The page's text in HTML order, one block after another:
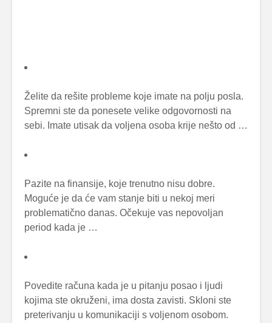
Želite da rešite probleme koje imate na polju posla.
Spremni ste da ponesete velike odgovornosti na
sebi. Imate utisak da voljena osoba krije nešto od …
Pazite na finansije, koje trenutno nisu dobre.
Moguće je da će vam stanje biti u nekoj meri
problematično danas. Očekuje vas nepovoljan
period kada je …
Povedite računa kada je u pitanju posao i ljudi
kojima ste okruženi, ima dosta zavisti. Skloni ste
preterivanju u komunikaciji s voljenom osobom.